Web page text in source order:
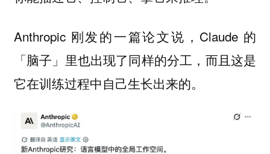
Anthropic 刚发的一篇论文说，Claude 的
「脑子」里也出现了同样的分工，而且这是
它在训练过程中自己生长出来的。